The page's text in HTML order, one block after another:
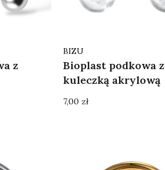
z
Bioplast podkowa z
kuleczką akrylową
Producent
BIZU
Cena
7,00 zł